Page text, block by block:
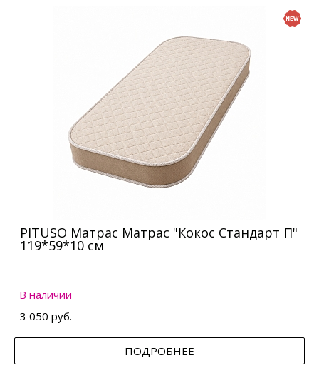
PITUSO Матрас Матрас "Кокос Стандарт П"
119*59*10 см
В наличии
3 050 руб.
ПОДРОБНЕЕ